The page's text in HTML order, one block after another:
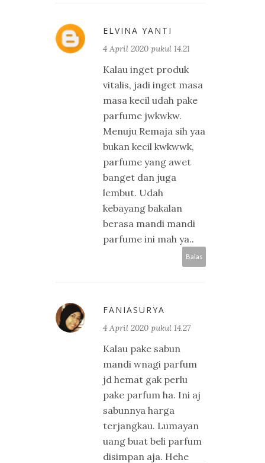
ELVINA YANTI
4 April 2020 pukul 14.21
Kalau inget produk
vitalis, jadi inget masa
masa kecil udah pake
parfume jwkwkw.
Menuju Remaja sih yaa
bukan kecil kwkwwk,
parfume yang awet
banget dan juga
lembut. Udah
kebayang bakalan
berasa mandi mandi
parfume ini mah ya..
Balas
FANIASURYA
4 April 2020 pukul 14.27
Kalau pake sabun
mandi wnagi parfum
jd hemat gak perlu
pake parfum ha. Ini aj
sabunnya harga
terjangkau. Lumayan
uang buat beli parfum
disimpan aja. Hehe